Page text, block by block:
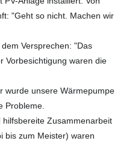
"Geht so nicht. Machen wir
Versprechen: "Das
Vorbesichtigung waren die
wurde unsere Wärmepumpe
Probleme.
Zusammenarbeit
bis zum Meister) waren